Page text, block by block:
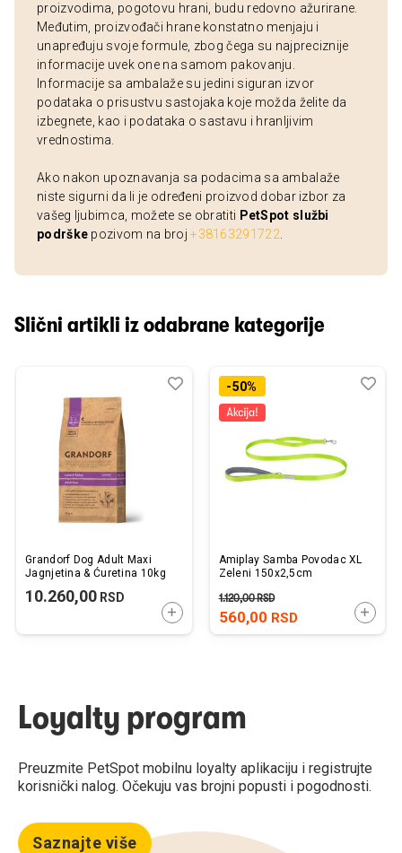
proizvodima, pogotovu hrani, budu redovno ažurirane.
Međutim, proizvođači hrane konstatno menjaju i
unapređuju svoje formule, zbog čega su najpreciznije
informacije uvek one na samom pakovanju.
Informacije sa ambalaže su jedini siguran izvor
podataka o prisustvu sastojaka koje možda želite da
izbegnete, kao i podataka o sastavu i hranljivim
vrednostima.
Ako nakon upoznavanja sa podacima sa ambalaže
niste sigurni da li je određeni proizvod dobar izbor za
vašeg ljubimca, možete se obratiti PetSpot službi
podrške pozivom na broj+38163291722
Slični artikli iz odabrane kategorije
Grandorf Dog Adult Maxi
Jagnjetina & Ćuretina 10kg
10.260,00 RSD
DODAJTE U KORPU
Dodaj
Uporedi-50%
Amiplay Samba Povodac XL
Zeleni 150x2,5cm
560,00 RSD
1.120,00RSD
Loyalty program
Preuzmite PetSpot mobilnu loyalty aplikaciju i registrujte
korisnički nalog. Očekuju vas brojni popusti i pogodnosti.
Saznajte više